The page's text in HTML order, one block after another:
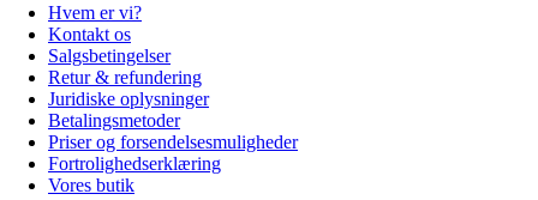
Hvem er vi?
Kontakt os
Salgsbetingelser
Retur & refundering
Juridiske oplysninger
Betalingsmetoder
Priser og forsendelsesmuligheder
Fortrolighedserklæring
Vores butik